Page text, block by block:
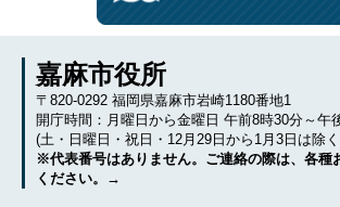
嘉麻市役所
〒820-0292 福岡県嘉麻市岩崎1180番地1
開庁時間：月曜日から金曜日 午前8時30分～午
(土・日曜日・祝日・12月29日から1月3日は除
※代表番号はありません。ご連絡の際は、各種
ください。→